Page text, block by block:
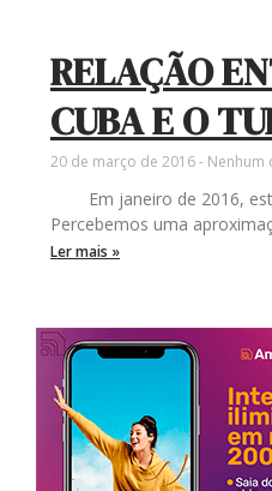
RELAÇÃO
CUBA E O
20 de março de 2016 Nenhum
Em janeiro de 2016,
Percebemos uma
Ler mais »